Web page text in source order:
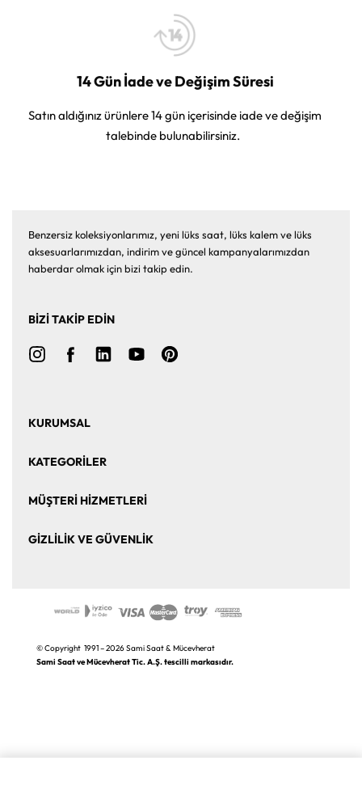
14 Gün İade ve Değişim Süresi
Satın aldığınız ürünlere 14 gün içerisinde iade ve değişim
talebinde bulunabilirsiniz.
Benzersiz koleksiyonlarımız, yeni lüks saat, lüks kalem ve lüks
aksesuarlarımızdan, indirim ve güncel kampanyalarımızdan
haberdar olmak için bizi takip edin.
BİZİ TAKİP EDİN
KURUMSAL
KATEGORİLER
Kalem ve Aksesuar
MÜŞTERİ HİZMETLERİ
GİZLİLİK VE GÜVENLİK
© Copyright 1991 – 2026 Sami Saat & Mücevherat
Sami Saat ve Mücevherat Tic. A.Ş. tescilli markasıdır.